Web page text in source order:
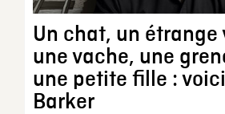
Un chat, un étrange
une vache, une
une petite fille : voici
Barker